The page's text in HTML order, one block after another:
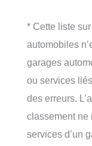
* Cette liste
automobiles
garages
ou services
des erreurs.
classement ne
services d’un